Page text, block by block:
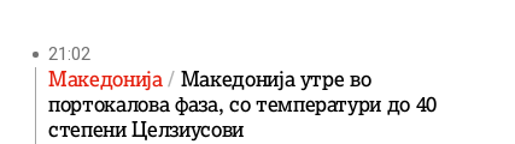
21:02
Македонија Македонија утре во
портокалова фаза, со температури до 40
степени Целзиусови